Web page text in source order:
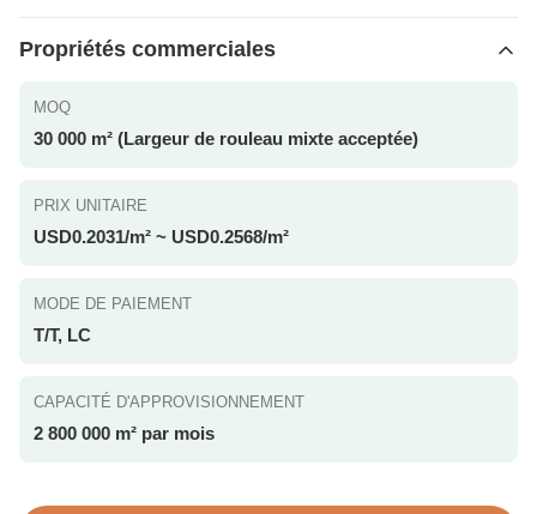
Propriétés commerciales
MOQ
30 000 m² (Largeur de rouleau mixte acceptée)
PRIX UNITAIRE
USD0.2031/m² ~ USD0.2568/m²
MODE DE PAIEMENT
T/T, LC
CAPACITÉ D'APPROVISIONNEMENT
2 800 000 m² par mois